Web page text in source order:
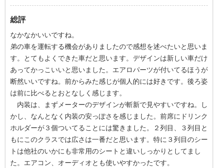
総評
なかなかいいですね。
弟の車を運転する機会がありましたので感想を述べたいと思いま
す。とてもよくできた車だと思います。デザインは新しい車だけ
あってかっこいいと思いました。エアロパーツが付いてるほうが
断然いいですね。前からみた感じが個人的には好きです。後ろ姿
は前に比べるとおとなしく感じます。
内装は、まずメーターのデザインが斬新で見やすいですね。し
かし、なんとなく内装の安っぽさを感じました。前席にドリンク
ホルダーが３個ついてることには驚きました。２列目、３列目と
もにこのクラスでは広さは一番だと思います。特に３列目のシー
トは他社のいかにも非常用のシートと違いしっかりとしてまし
た。エアコン、オーディオとも使いやすかったです。